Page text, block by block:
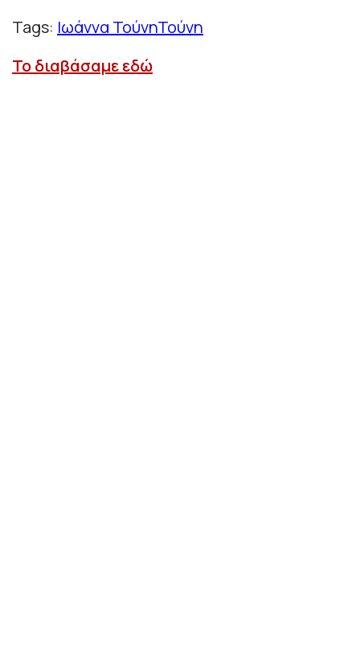
Tags: Ιωάννα ΤούνηΤούνη
Το διαβάσαμε εδώ